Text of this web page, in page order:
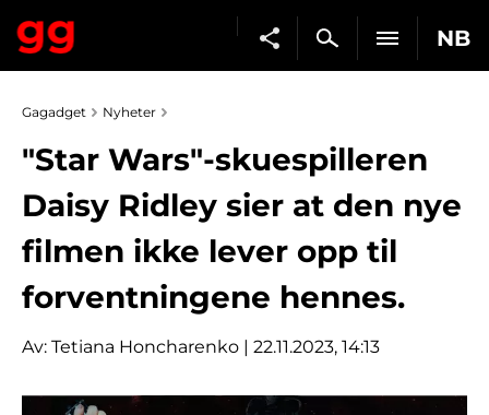
NB
Gagadget Nyheter
"Star Wars"-skuespilleren
Daisy Ridley sier at den nye
filmen ikke lever opp til
forventningene hennes.
Av: Tetiana Honcharenko | 22.11.2023, 14:13